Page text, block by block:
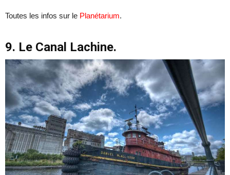
Toutes les infos sur le Planétarium.
9. Le Canal Lachine.